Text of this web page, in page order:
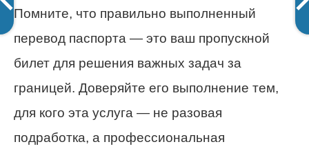
Помните, что правильно выполненный
перевод паспорта — это ваш пропускной
билет для решения важных задач за
границей. Доверяйте его выполнение тем,
для кого эта услуга — не разовая
подработка, а профессиональная